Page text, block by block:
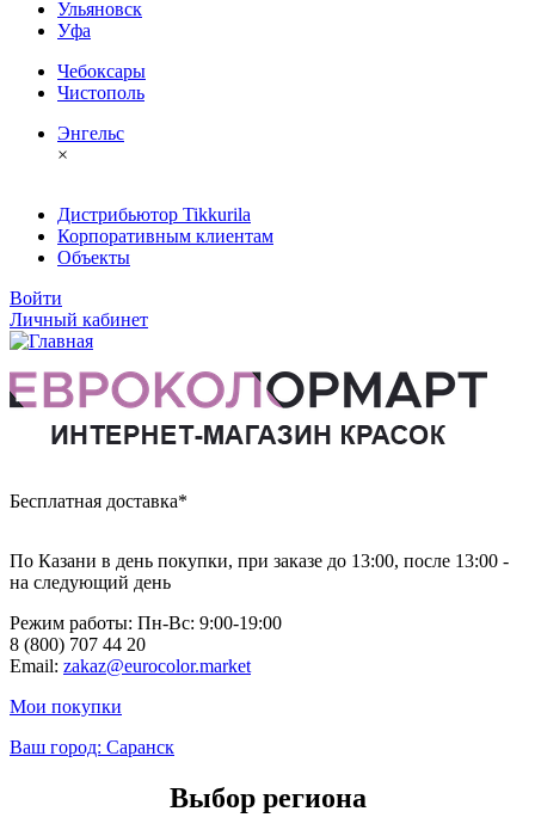
Ульяновск
Уфа
Чебоксары
Чистополь
Энгельс
×
Дистрибьютор Tikkurila
Корпоративным клиентам
Объекты
Войти
Личный кабинет
Бесплатная доставка*
По Казани в день покупки, при заказе до 13:00, после 13:00 -
на следующий день
Режим работы: Пн-Вc: 9:00-19:00
8 (800) 707 44 20
Email: zakaz@eurocolor.market
Мои покупки
Ваш город: Саранск
Выбор региона